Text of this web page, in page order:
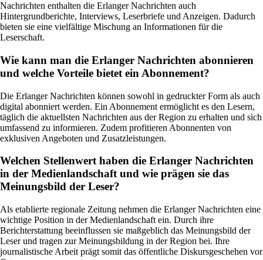
Nachrichten enthalten die Erlanger Nachrichten auch
Hintergrundberichte, Interviews, Leserbriefe und Anzeigen. Dadurch
bieten sie eine vielfältige Mischung an Informationen für die
Leserschaft.
Wie kann man die Erlanger Nachrichten abonnieren
und welche Vorteile bietet ein Abonnement?
Die Erlanger Nachrichten können sowohl in gedruckter Form als auch
digital abonniert werden. Ein Abonnement ermöglicht es den Lesern,
täglich die aktuellsten Nachrichten aus der Region zu erhalten und sich
umfassend zu informieren. Zudem profitieren Abonnenten von
exklusiven Angeboten und Zusatzleistungen.
Welchen Stellenwert haben die Erlanger Nachrichten
in der Medienlandschaft und wie prägen sie das
Meinungsbild der Leser?
Als etablierte regionale Zeitung nehmen die Erlanger Nachrichten eine
wichtige Position in der Medienlandschaft ein. Durch ihre
Berichterstattung beeinflussen sie maßgeblich das Meinungsbild der
Leser und tragen zur Meinungsbildung in der Region bei. Ihre
journalistische Arbeit prägt somit das öffentliche Diskursgeschehen vor